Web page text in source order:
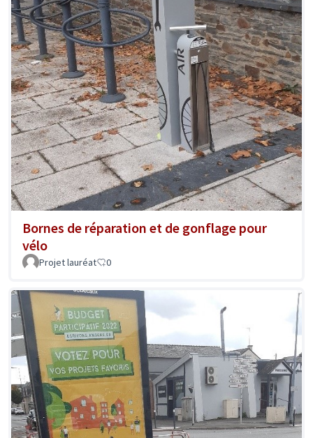
Bornes de réparation et de gonflage pour
vélo
Projet lauréat 0